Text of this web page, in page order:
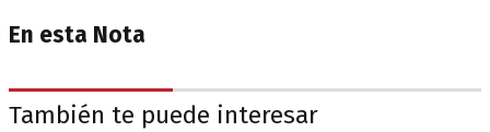
En esta Nota
También te puede interesar